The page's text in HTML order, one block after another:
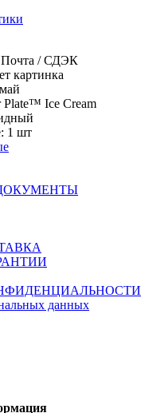
Почта / СДЭК
картинка
Plate™ Ice Cream
1 шт
данных